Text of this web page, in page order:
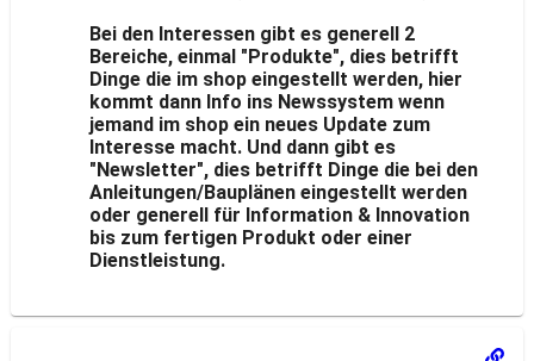
Bei den Interessen gibt es generell 2
Bereiche, einmal "Produkte", dies betrifft
Dinge die im shop eingestellt werden, hier
kommt dann Info ins Newssystem wenn
jemand im shop ein neues Update zum
Interesse macht. Und dann gibt es
"Newsletter", dies betrifft Dinge die bei den
Anleitungen/Bauplänen eingestellt werden
oder generell für Information & Innovation
bis zum fertigen Produkt oder einer
Dienstleistung.